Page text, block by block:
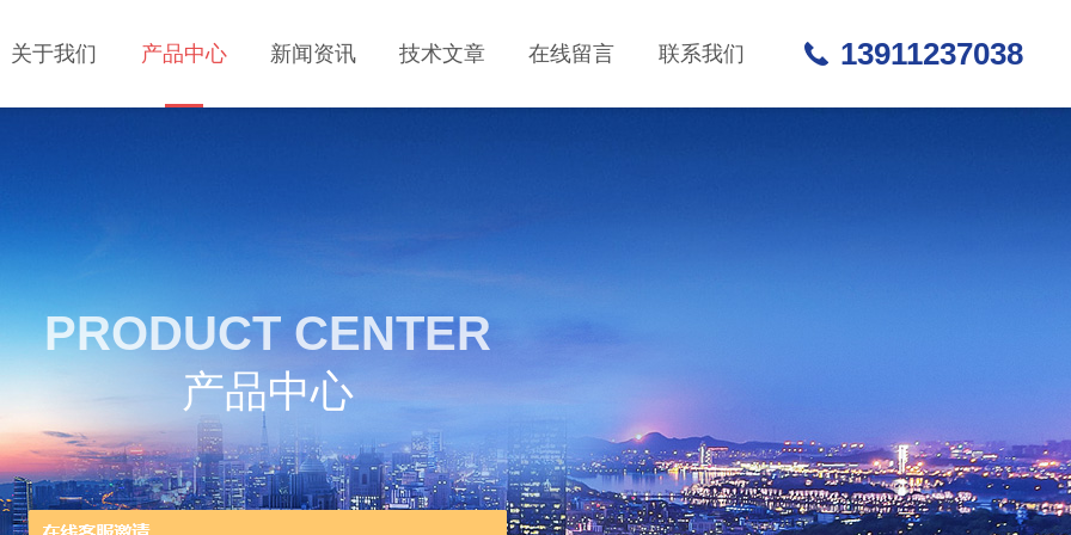
关于我们 产品中心 新闻资讯 技术文章 在线留言 联系我们 13911237038
PRODUCT CENTER
产品中心